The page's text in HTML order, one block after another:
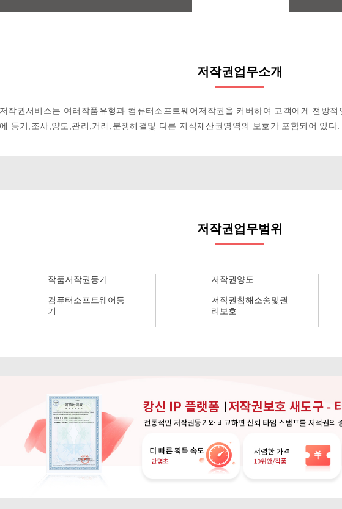
저작권업무소개
작권서비스는 여러작품유형과 컴퓨터소프트웨어저작권을 커버하여 고객에게 전방
등기,조사,양도,관리,거래,분쟁해결및 다른 지식재산권영역의 보호가 포함되어 있다.
저작권업무범위
작품저작권등기
컴퓨터소프트웨어등
기
저작권양도
저작권침해소송및권
리보호